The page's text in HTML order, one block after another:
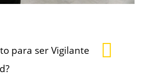
para ser Vigilante